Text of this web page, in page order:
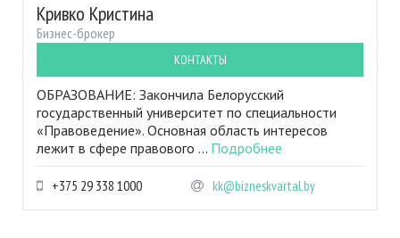
Кривко Кристина
Бизнес-брокер
КОНТАКТЫ
ОБРАЗОВАНИЕ: Закончила Белорусский
государственный университет по специальности
«Правоведение». Основная область интересов
лежит в сфере правового ... Подробнее
+375 29 338 1000 kk@bizneskvartal.by